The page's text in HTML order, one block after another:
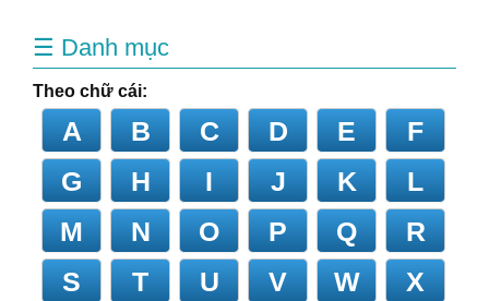
☰ Danh mục
Theo chữ cái:
A B C D E
F
G
H I J K
L
M
N O P Q
R
S
T U V W
X